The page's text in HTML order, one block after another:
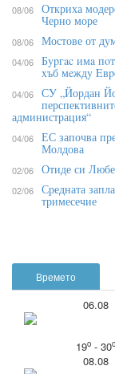
Времето
06.08
19o- 30o
08.08
08/06 Откриха
Черно море
08/06 Мостове от
04/06 Бypгac имa
xъб мeждy
04/06 СУ „Йордан
администрация“
04/06 ЕС започва
Молдова
02/06 Отиде си
02/06 Средната
тримесечие